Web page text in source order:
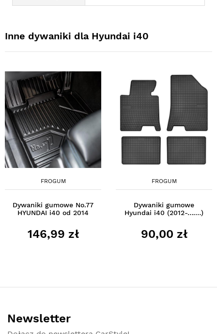
Inne dywaniki dla Hyundai i40
FROGUM
Dywaniki gumowe No.77
HYUNDAI i40 od 2014
146,99 zł
FROGUM
Dywaniki gumowe
Hyundai i40 (2012-….…)
90,00 zł
Newsletter